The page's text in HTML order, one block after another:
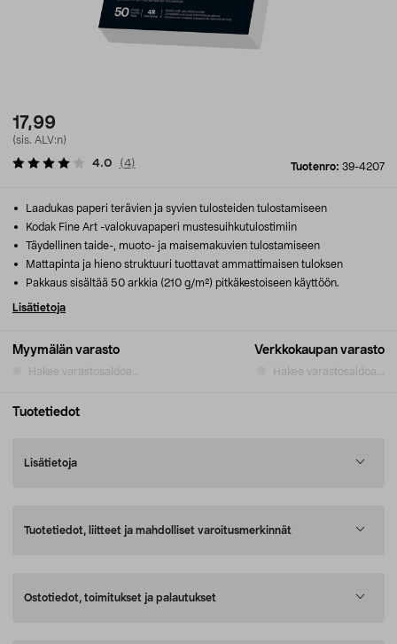
17,99
(sis. ALV:n)
Tuotenro: 39-4207
4.0 (4)
Myymälän varasto
Hakee varastosaldoa...
Verkkokaupan varasto
Hakee varastosaldoa...
Laadukas paperi terävien ja syvien tulosteiden tulostamiseen
Kodak Fine Art -valokuvapaperi mustesuihkutulostimiin
Täydellinen taide-, muoto- ja maisemakuvien tulostamiseen
Mattapinta ja hieno struktuuri tuottavat ammattimaisen tuloksen
Pakkaus sisältää 50 arkkia (210 g/m²) pitkäkestoiseen käyttöön.
Lisätietoja
Tuotetiedot
Lisätietoja
Tuotetiedot, liitteet ja mahdolliset varoitusmerkinnät
Ostotiedot, toimitukset ja palautukset